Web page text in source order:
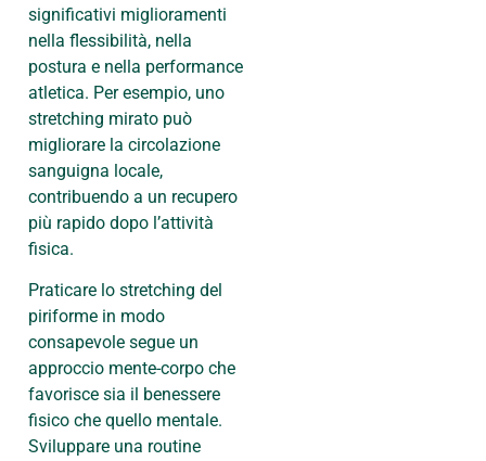
significativi miglioramenti
nella flessibilità, nella
postura e nella performance
atletica. Per esempio, uno
stretching mirato può
migliorare la circolazione
sanguigna locale,
contribuendo a un recupero
più rapido dopo l’attività
fisica.
Praticare lo stretching del
piriforme in modo
consapevole segue un
approccio mente-corpo che
favorisce sia il benessere
fisico che quello mentale.
Sviluppare una routine